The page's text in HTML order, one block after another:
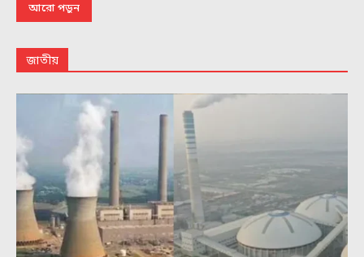
আরো পড়ুন
জাতীয়